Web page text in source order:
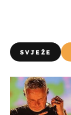
SVJEŽE